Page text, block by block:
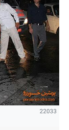
22033